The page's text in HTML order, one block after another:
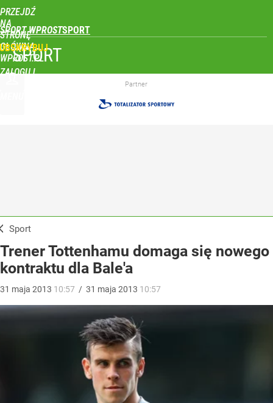
PRZEJDŹ
NA
STRONĘ
GŁÓWNĄ
WPROST.PL
SPORT WPROST
ZALOGUJ
SPORT
Partner
Sport
Trener Tottenhamu domaga się nowego
kontraktu dla Bale'a
31 maja 2013 10:57 / 31 maja 2013 10:57